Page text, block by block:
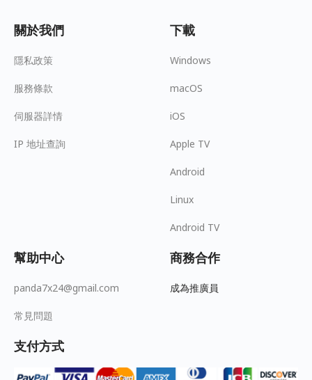
關於我們
隱私政策
服務條款
伺服器詳情
IP 地址查詢
下載
Windows
macOS
iOS
Apple TV
Android
Linux
Android TV
幫助中心
panda7x24@gmail.com
常見問題
商務合作
成為推廣員
支付方式